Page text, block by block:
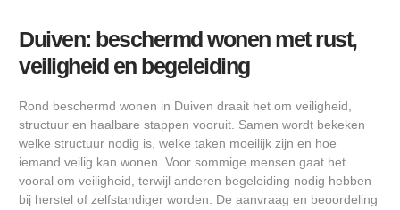
Duiven: beschermd wonen met rust,
veiligheid en begeleiding
Rond beschermd wonen in Duiven draait het om veiligheid,
structuur en haalbare stappen vooruit. Samen wordt bekeken
welke structuur nodig is, welke taken moeilijk zijn en hoe
iemand veilig kan wonen. Voor sommige mensen gaat het
vooral om veiligheid, terwijl anderen begeleiding nodig hebben
bij herstel of zelfstandiger worden. De aanvraag en beoordeling